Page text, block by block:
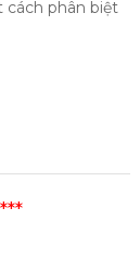
phân biệt
***